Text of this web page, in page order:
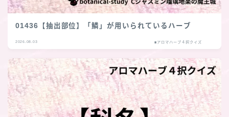
01436【抽出部位】「鱗」が用いられているハーブ
2026.08.03 ■アロマハーブ４択クイズ